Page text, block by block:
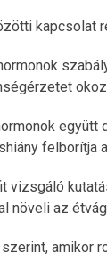
kapcsolat
együtt
felborítja
növeli az
szerint,